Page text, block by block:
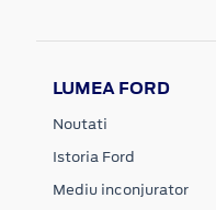
LUMEA FORD
Noutati
Istoria Ford
Mediu inconjurator